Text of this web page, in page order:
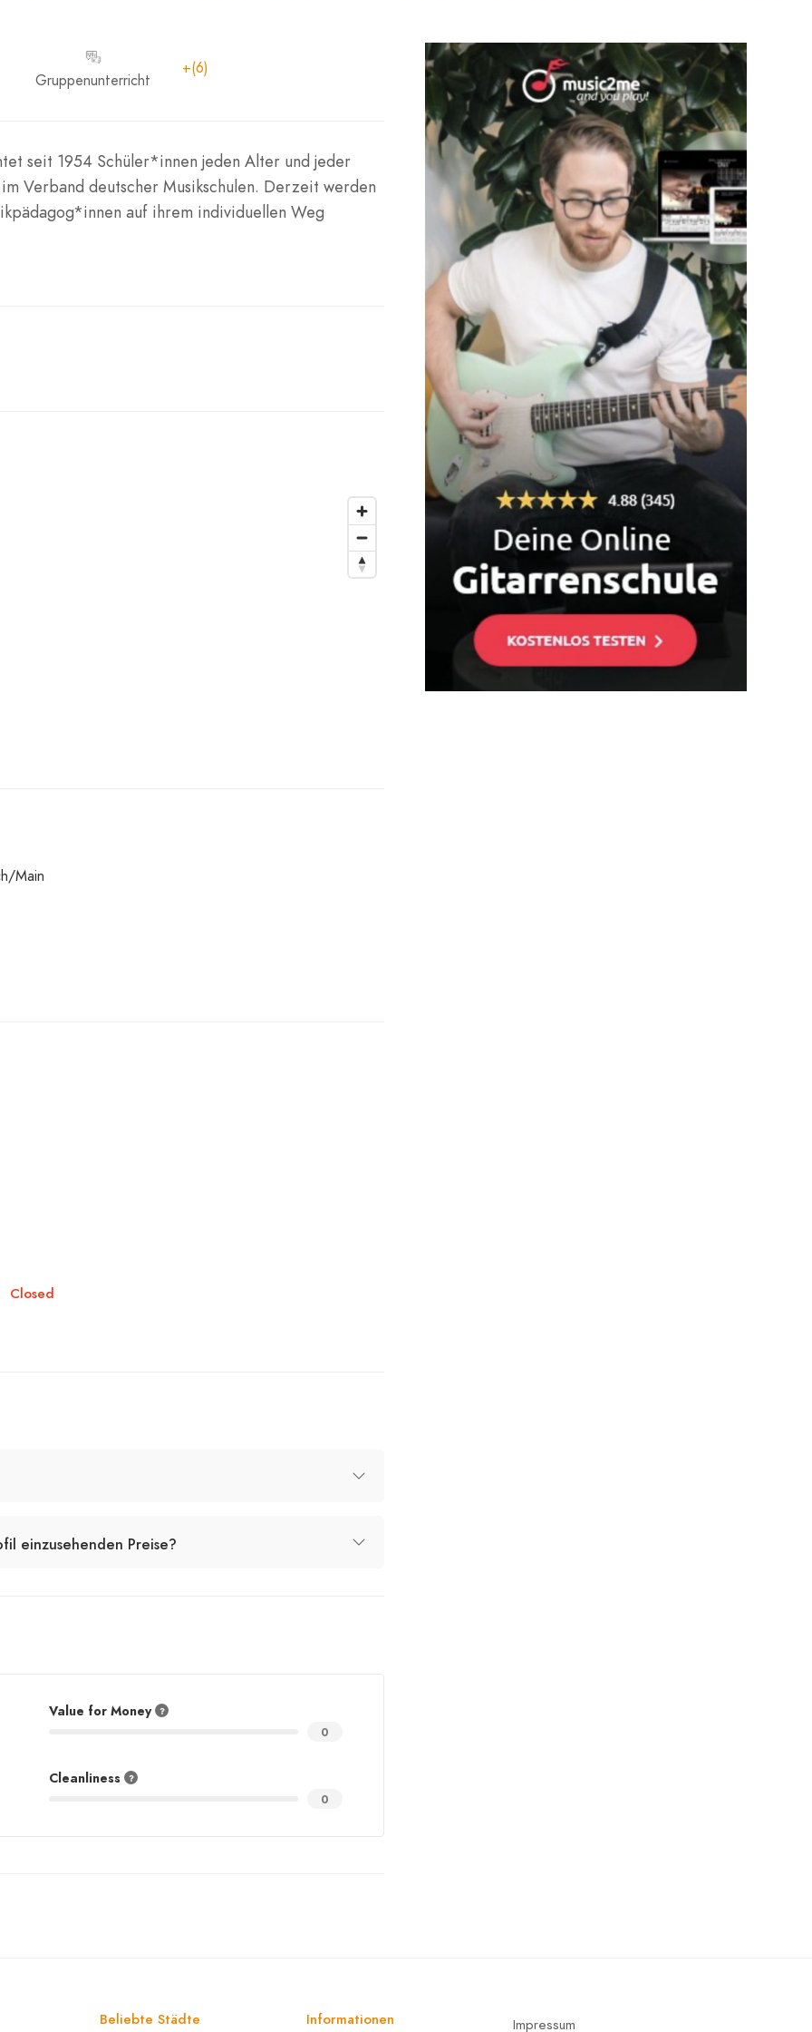
Gruppenunterricht
+(6)
seit 1954 Schüler*innen jeden Alter und jeder
Verband deutscher Musikschulen. Derzeit werden
auf ihrem individuellen Weg
Main
Closed
einzusehenden Preise?
Value for Money
0
Cleanliness
0
Beliebte Städte Informationen Impressum